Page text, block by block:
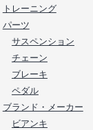
トレーニング
パーツ
サスペンション
チェーン
ブレーキ
ペダル
ブランド・メーカー
ビアンキ